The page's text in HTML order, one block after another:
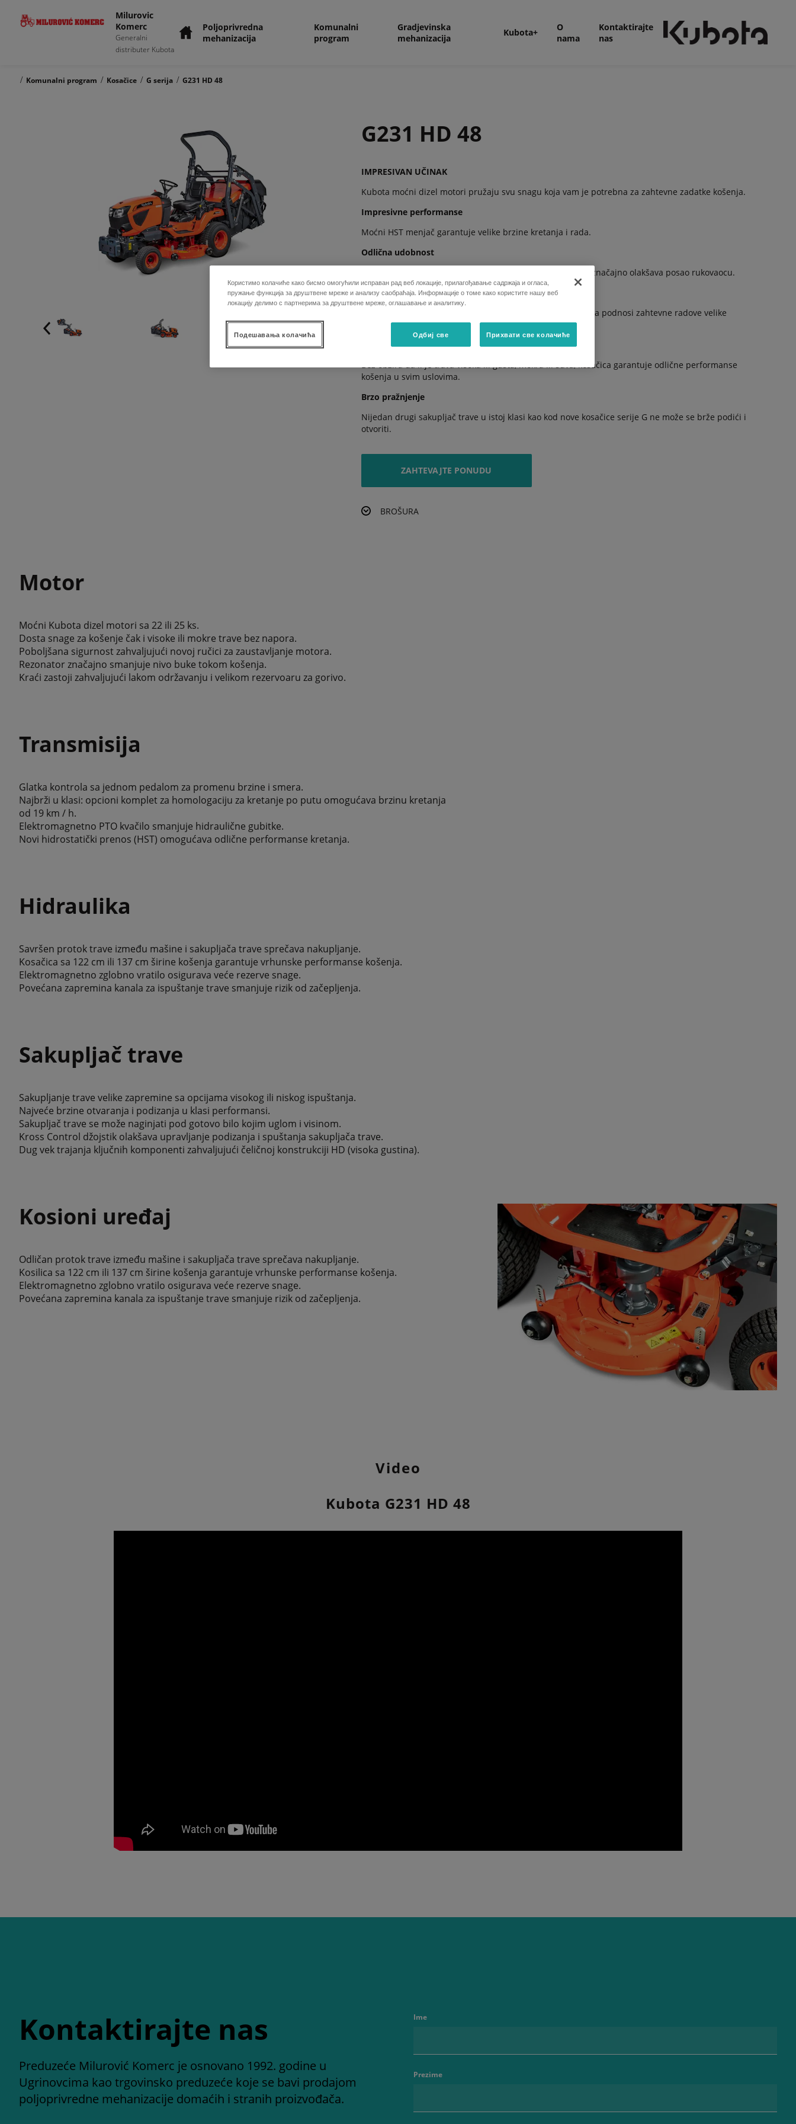
Milurovic
Komerc
Generalni
distributer Kubota
Poljoprivredna
mehanizacija
Komunalni
program
Gradjevinska
mehanizacija
Kubota+
O
nama
Kontaktirajte
nas
/ Komunalni program / Kosačice / G serija / G231 HD 48
G231 HD 48
IMPRESIVAN UČINAK
Kubota moćni dizel motori pružaju svu snagu koja vam je potrebna za zahtevne zadatke košenja.
Impresivne performanse
Moćni HST menjač garantuje velike brzine kretanja i rada.
Odlična udobnost
Nove kosačice serije G nude izvrsnu udobnost u radu, što značajno olakšava posao rukovaocu.
Efikasan rad
Nove kosačice su opremljene poboljšanom hidraulikom koja podnosi zahtevne radove velike
Savršen rez
Bez obzira da li je trava visoka ili gusta, mokra ili suva, kosačica garantuje odlične performanse
košenja u svim uslovima.
Brzo pražnjenje
Nijedan drugi sakupljač trave u istoj klasi kao kod nove kosačice serije G ne može se brže podići i
otvoriti.
ZAHTEVAJTE PONUDU
BROŠURA
Motor
Moćni Kubota dizel motori sa 22 ili 25 ks.
Dosta snage za košenje čak i visoke ili mokre trave bez napora.
Poboljšana sigurnost zahvaljujući novoj ručici za zaustavljanje motora.
Rezonator značajno smanjuje nivo buke tokom košenja.
Kraći zastoji zahvaljujući lakom održavanju i velikom rezervoaru za gorivo.
Transmisija
Glatka kontrola sa jednom pedalom za promenu brzine i smera.
Najbrži u klasi: opcioni komplet za homologaciju za kretanje po putu omogućava brzinu kretanja
od 19 km / h.
Elektromagnetno PTO kvačilo smanjuje hidraulične gubitke.
Novi hidrostatički prenos (HST) omogućava odlične performanse kretanja.
Hidraulika
Savršen protok trave između mašine i sakupljača trave sprečava nakupljanje.
Kosačica sa 122 cm ili 137 cm širine košenja garantuje vrhunske performanse košenja.
Elektromagnetno zglobno vratilo osigurava veće rezerve snage.
Povećana zapremina kanala za ispuštanje trave smanjuje rizik od začepljenja.
Sakupljač trave
Sakupljanje trave velike zapremine sa opcijama visokog ili niskog ispuštanja.
Najveće brzine otvaranja i podizanja u klasi performansi.
Sakupljač trave se može naginjati pod gotovo bilo kojim uglom i visinom.
Kross Control džojstik olakšava upravljanje podizanja i spuštanja sakupljača trave.
Dug vek trajanja ključnih komponenti zahvaljujući čeličnoj konstrukciji HD (visoka gustina).
Kosioni uređaj
Odličan protok trave između mašine i sakupljača trave sprečava nakupljanje.
Kosilica sa 122 cm ili 137 cm širine košenja garantuje vrhunske performanse košenja.
Elektromagnetno zglobno vratilo osigurava veće rezerve snage.
Povećana zapremina kanala za ispuštanje trave smanjuje rizik od začepljenja.
Video
Kubota G231 HD 48
Kontaktirajte nas
Preduzeće Milurović Komerc je osnovano 1992. godine u
Ugrinovcima kao trgovinsko preduzeće koje se bavi prodajom
poljoprivredne mehanizacije domaćih i stranih proizvođača.
Ime
Prezime
Користимо колачиће како бисмо омогућили исправан рад веб локације, прилагођавање садржаја и огласа,
пружање функција за друштвене мреже и анализу саобраћаја. Информације о томе како користите нашу веб
локацију делимо с партнерима за друштвене мреже, оглашавање и аналитику.
Одбиј све Прихвати све колачиће
Подешавања колачића